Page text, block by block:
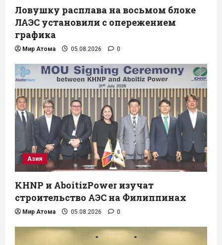
Ловушку расплава на восьмом блоке
ЛАЭС установили с опережением
графика
Мир Атома 05.08.2026 0
Азия
KHNP и AboitizPower изучат
строительство АЭС на Филиппинах
Мир Атома 05.08.2026 0